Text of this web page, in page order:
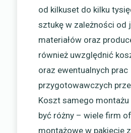
od kilkuset do kilku
sztukę w zależności od
materiałów oraz
również uwzględnić
oraz ewentualnych prac
przygotowawczych
Koszt samego
być różny – wiele firm
montażowe w pakiecie